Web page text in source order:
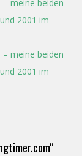
meine beiden
2001 im
meine beiden
2001 im